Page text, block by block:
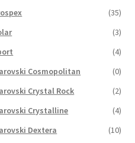
(35)
(3)
(4)
Cosmopolitan
(0)
Crystal Rock
(2)
Crystalline
(4)
Dextera
(10)